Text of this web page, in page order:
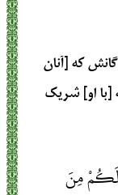
كه [آنان
[با او] شريك
لَكُمْ مِنَ